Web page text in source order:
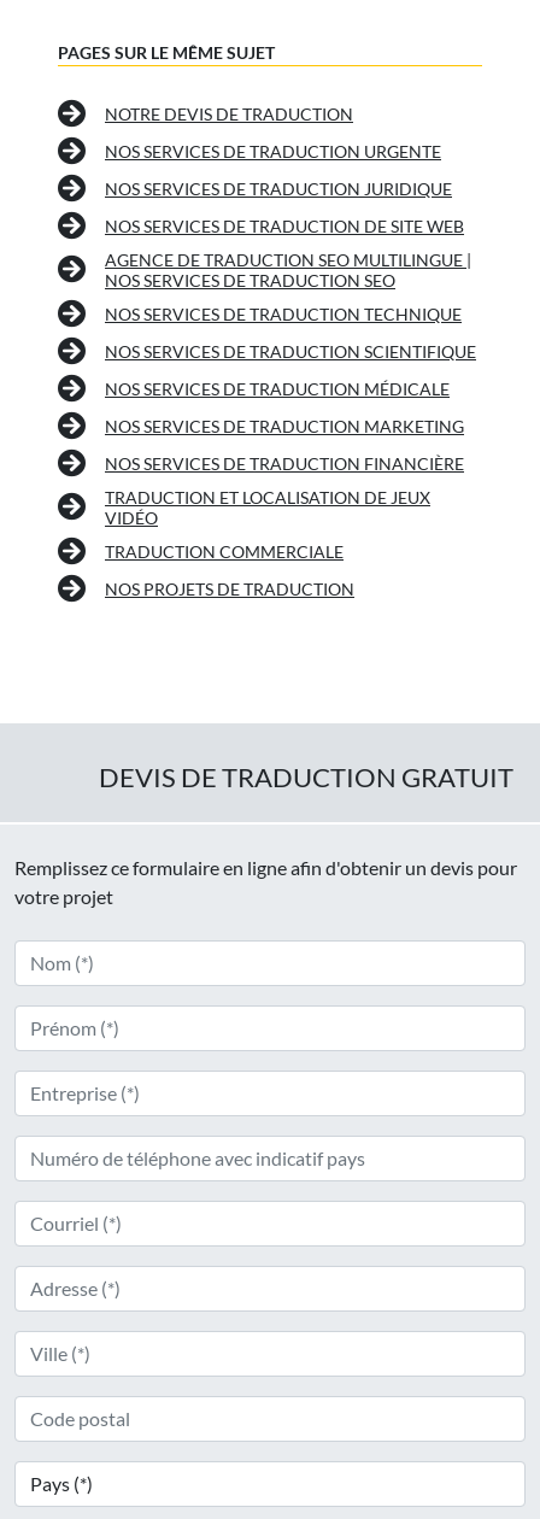
PAGES SUR LE MÊME SUJET
NOTRE DEVIS DE TRADUCTION
NOS SERVICES DE TRADUCTION URGENTE
NOS SERVICES DE TRADUCTION JURIDIQUE
NOS SERVICES DE TRADUCTION DE SITE WEB
AGENCE DE TRADUCTION SEO MULTILINGUE |
NOS SERVICES DE TRADUCTION SEO
NOS SERVICES DE TRADUCTION TECHNIQUE
NOS SERVICES DE TRADUCTION SCIENTIFIQUE
NOS SERVICES DE TRADUCTION MÉDICALE
NOS SERVICES DE TRADUCTION MARKETING
NOS SERVICES DE TRADUCTION FINANCIÈRE
TRADUCTION ET LOCALISATION DE JEUX
VIDÉO
TRADUCTION COMMERCIALE
NOS PROJETS DE TRADUCTION
DEVIS DE TRADUCTION GRATUIT
Remplissez ce formulaire en ligne afin d'obtenir un devis pour
votre projet